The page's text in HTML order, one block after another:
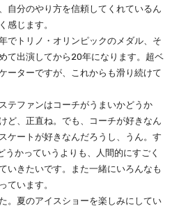
自分のやり方を信頼してくれているん
感じます。
トリノ・オリンピックのメダル、そ
て出演してから20年になります。超ベ
ーターですが、これからも滑り続けて
テファンはコーチがうまいかどうか
ど、正直ね。でも、コーチが好きなん
ケートが好きなんだろうし、うん。す
うかっていうよりも、人間的にすごく
いきたいです。また一緒にいろんなも
ています。
夏のアイスショーを楽しみにしてい